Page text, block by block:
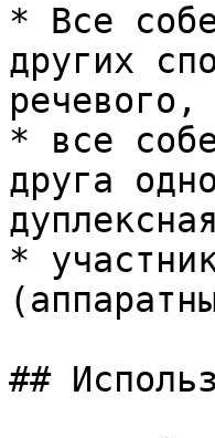
* Все
других
* все
друга
*
##